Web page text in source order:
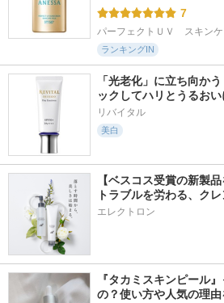
7
パーフェクトＵＶ　スキン
ランキングIN
「光老化」に立ち向か
ックしてハリとうるお
リバイタル
美白
【ベスコス受賞の新製
トラブルを労わる、ク
エレクトロン
『タカミスキンピール
の？使い方や人気の理